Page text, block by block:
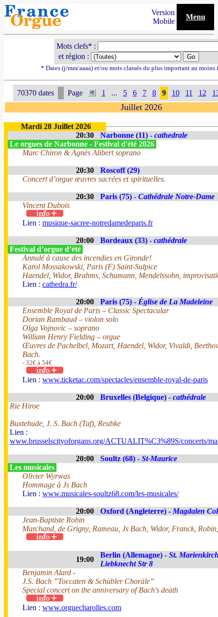
Version
Mobile
Menu
Mots clefs* :
et région :
* Dates (j/mm/aaaa) et/ou mots classés du plus important au moins
70370 dates Page 1 ... 5 6 7 8 9 10 11 12
Juillet 2026
Mardi 28 Juillet 2026
20:30
Narbonne (11) - cathedrale
Le orgues de Narbonne - Festival d'été 2026
Marc Chiron & Agnès Alibert soprano
20:30
Roscoff (29)
Concert d’orgue œuvres sacrées et spirituelles.
20:30 Paris (75) - Cathédrale Notre-Dame
Vincent Dubois
Lien : musique-sacree-notredamedeparis.fr
20:00 Bordeaux (33) - cathédrale
Festival d’orgue d’été
Annulé à cause des incendies en Gironde!
Karol Mossakowski, Paris (F) Saint-Sulpice
Haendel, Widor, Brahms, Schumann, Mendelssohn,
Lien : cathedra.fr/
20:00 Paris (75) - Église de La Madeleine
Ensemble Royal de Paris – Classic Spectacular
Dorian Rambaud – violon solo
Olga Vojnovic – soprano
William Henry Fielding – orgue
Œuvres de Pachelbel, Mozart, Haendel, Widor, Vivaldi,
Bach.
- 32€ à 54€
Lien : www.ticketac.com/spectacles/ensemble-royal-de-paris
20:00 Bruxelles (Belgique) - cathédrale
Rie Hiroe
Buxtehude, J. S. Bach (Taf), Reubke
Lien :
www.brusselscityoforgans.org/ACTUALIT%C3%89S/concerts/
20:00 Soultz (68) - St-Maurice
Les musicales
Olivier Wyrwas
Hommage à Js Bach
Lien : www.musicales-soultz68.com/les-musicales/
20:00 Oxford (Angleterre) - Magdalen
Jean-Baptiste Robin
Marchand, de Grigny, Rameau, Js Bach, Widor, Franck,
19:00
Berlin (Allemagne) - St.
Liebknecht Str 8
Benjamin Alard -
J.S. Bach ”Toccaten & Schübler Choräle”
Special concert on the anniversary of Bach's death
Lien : www.orguecharolles.com